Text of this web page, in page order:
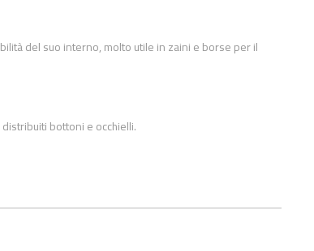
del suo interno, molto utile in zaini e borse per il
bottoni e occhielli.